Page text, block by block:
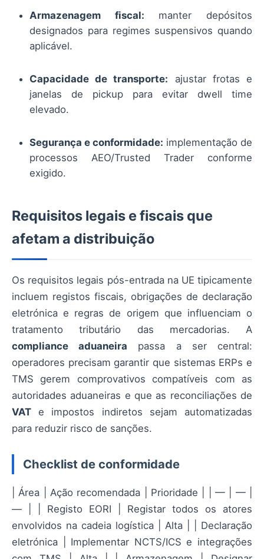
Armazenagem fiscal: manter depósitos
designados para regimes suspensivos quando
aplicável.
Capacidade de transporte: ajustar frotas e
janelas de pickup para evitar dwell time
elevado.
Segurança e conformidade: implementação de
processos AEO/Trusted Trader conforme
exigido.
Requisitos legais e fiscais que
afetam a distribuição
Os requisitos legais pós-entrada na UE tipicamente
incluem registos fiscais, obrigações de declaração
eletrónica e regras de origem que influenciam o
tratamento tributário das mercadorias. A
compliance aduaneira passa a ser central:
operadores precisam garantir que sistemas ERPs e
TMS gerem comprovativos compatíveis com as
autoridades aduaneiras e que as reconciliações de
VAT e impostos indiretos sejam automatizadas
para reduzir risco de sanções.
Checklist de conformidade
| Área | Ação recomendada | Prioridade | | — | — |
— | | Registo EORI | Registar todos os atores
envolvidos na cadeia logística | Alta | | Declaração
eletrónica | Implementar NCTS/ICS e integrações